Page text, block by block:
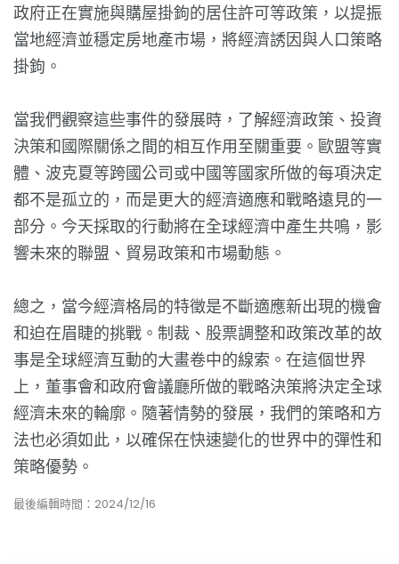
政府正在實施與購屋掛鉤的居住許可等政策，以提振
當地經濟並穩定房地產市場，將經濟誘因與人口策略
掛鉤。
當我們觀察這些事件的發展時，了解經濟政策、投資
決策和國際關係之間的相互作用至關重要。歐盟等實
體、波克夏等跨國公司或中國等國家所做的每項決定
都不是孤立的，而是更大的經濟適應和戰略遠見的一
部分。今天採取的行動將在全球經濟中產生共鳴，影
響未來的聯盟、貿易政策和市場動態。
總之，當今經濟格局的特徵是不斷適應新出現的機會
和迫在眉睫的挑戰。制裁、股票調整和政策改革的故
事是全球經濟互動的大畫卷中的線索。在這個世界
上，董事會和政府會議廳所做的戰略決策將決定全球
經濟未來的輪廓。隨著情勢的發展，我們的策略和方
法也必須如此，以確保在快速變化的世界中的彈性和
策略優勢。
最後編輯時間：2024/12/16